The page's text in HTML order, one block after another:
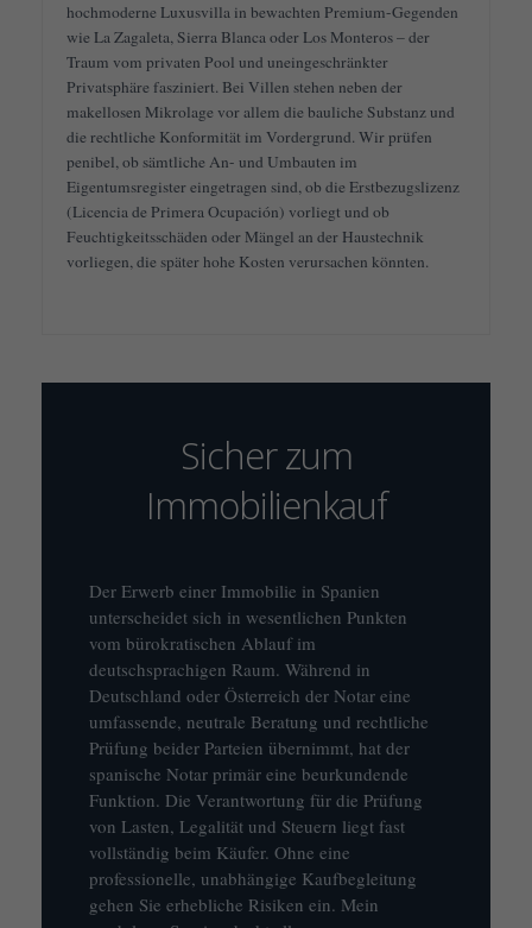
hochmoderne Luxusvilla in bewachten Premium-Gegenden
wie La Zagaleta, Sierra Blanca oder Los Monteros – der
Traum vom privaten Pool und uneingeschränkter
Privatsphäre fasziniert. Bei Villen stehen neben der
makellosen Mikrolage vor allem die bauliche Substanz und
die rechtliche Konformität im Vordergrund. Wir prüfen
penibel, ob sämtliche An- und Umbauten im
Eigentumsregister eingetragen sind, ob die Erstbezugslizenz
(Licencia de Primera Ocupación) vorliegt und ob
Feuchtigkeitsschäden oder Mängel an der Haustechnik
vorliegen, die später hohe Kosten verursachen könnten.
Sicher zum
Immobilienkauf
Der Erwerb einer Immobilie in Spanien
unterscheidet sich in wesentlichen Punkten
vom bürokratischen Ablauf im
deutschsprachigen Raum. Während in
Deutschland oder Österreich der Notar eine
umfassende, neutrale Beratung und rechtliche
Prüfung beider Parteien übernimmt, hat der
spanische Notar primär eine beurkundende
Funktion. Die Verantwortung für die Prüfung
von Lasten, Legalität und Steuern liegt fast
vollständig beim Käufer. Ohne eine
professionelle, unabhängige Kaufbegleitung
gehen Sie erhebliche Risiken ein. Mein